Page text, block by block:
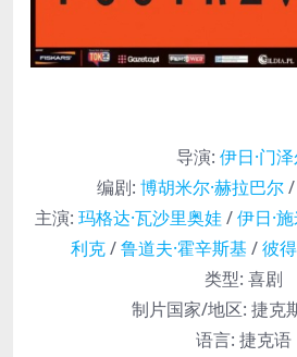
导演: 伊日·门
编剧: 博胡米尔·赫拉巴尔/
主演: 玛格达·瓦沙里奥娃/伊日·
利克/鲁道夫·霍辛斯基 /彼
类型: 喜剧
制片国家/地区: 捷克
语言: 捷克语